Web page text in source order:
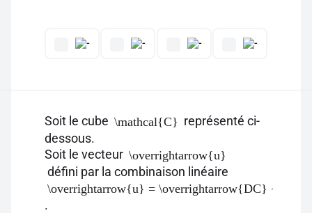
Soit le cube \mathcal{C} représenté ci-
dessous.
Soit le vecteur \overrightarrow{u}
défini par la combinaison linéaire
\overrightarrow{u} = \overrightarrow{DC} +
.